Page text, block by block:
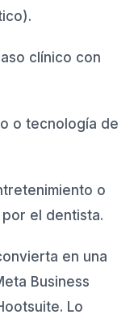
clínico con
o tecnología de
o
el dentista.
en una
Business
Lo